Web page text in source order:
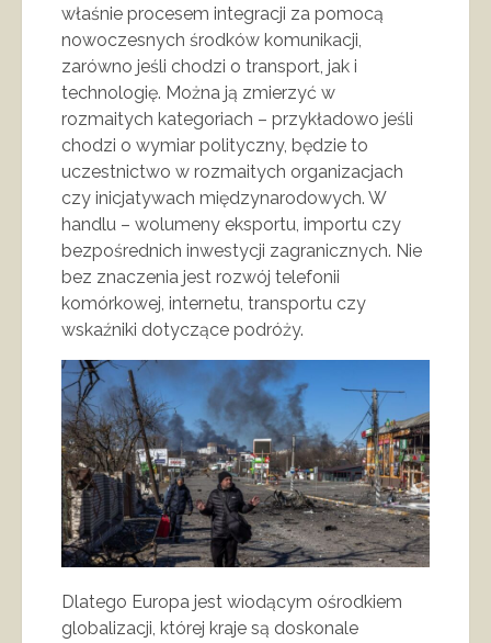
właśnie procesem integracji za pomocą
nowoczesnych środków komunikacji,
zarówno jeśli chodzi o transport, jak i
technologię. Można ją zmierzyć w
rozmaitych kategoriach – przykładowo jeśli
chodzi o wymiar polityczny, będzie to
uczestnictwo w rozmaitych organizacjach
czy inicjatywach międzynarodowych. W
handlu – wolumeny eksportu, importu czy
bezpośrednich inwestycji zagranicznych. Nie
bez znaczenia jest rozwój telefonii
komórkowej, internetu, transportu czy
wskaźniki dotyczące podróży.
Dlatego Europa jest wiodącym ośrodkiem
globalizacji, której kraje są doskonale